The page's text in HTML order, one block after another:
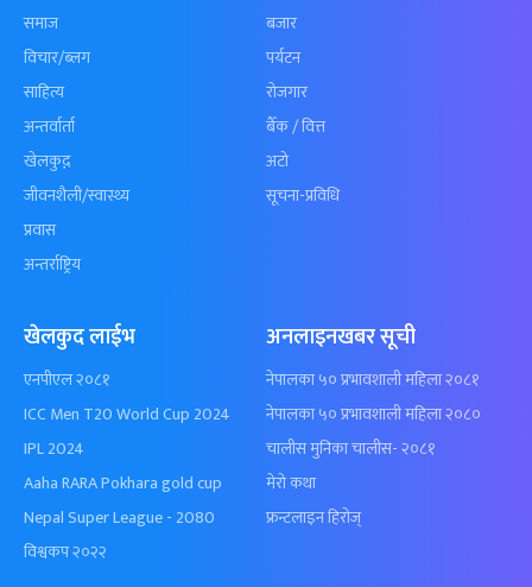
समाज
विचार/ब्लग
साहित्य
अन्तर्वार्ता
खेलकुद़़
जीवनशैली/स्वास्थ्य
प्रवास
अन्तर्राष्ट्रिय
बजार
पर्यटन
रोजगार
बैँक / वित्त
अटो
सूचना-प्रविधि
खेलकुद लाईभ
एनपीएल २०८१
ICC Men T20 World Cup 2024
IPL 2024
Aaha RARA Pokhara gold cup
Nepal Super League - 2080
विश्वकप २०२२
अनलाइनखबर सूची
नेपालका ५० प्रभावशाली महिला २०८१
नेपालका ५० प्रभावशाली महिला २०८०
चालीस मुनिका चालीस- २०८१
मेरो कथा
फ्रन्टलाइन हिरोज्